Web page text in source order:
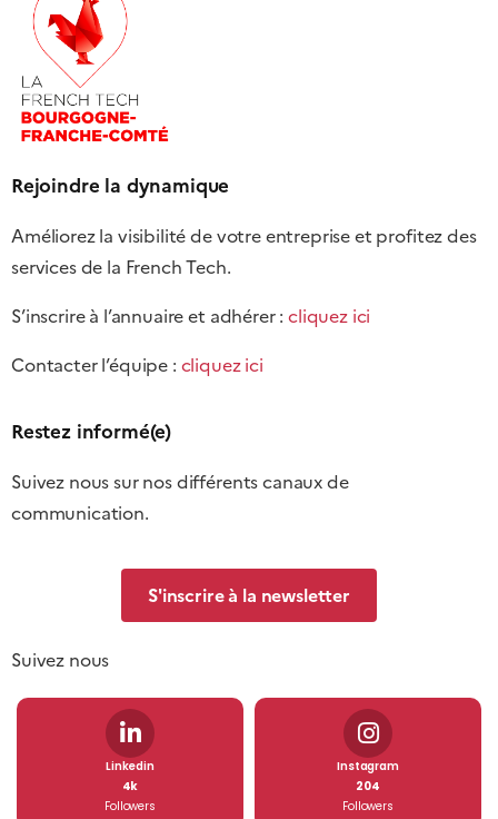
Rejoindre la dynamique
Améliorez la visibilité de votre entreprise et profitez des
services de la French Tech.
S’inscrire à l’annuaire et adhérer :cliquez ici
Contacter l’équipe : cliquez ici
Restez informé(e)
Suivez nous sur nos différents canaux de
communication.
S'inscrire à la newsletter
Suivez nous
Linkedin
4k
Followers
Instagram
204
Followers